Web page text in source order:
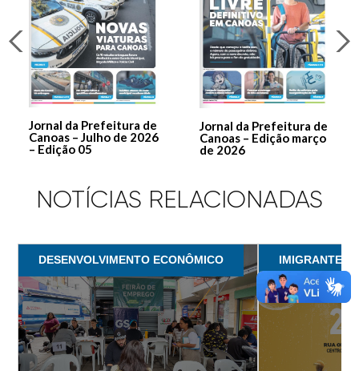
Jornal da Prefeitura de
Canoas – Julho de 2026
– Edição 05
Jornal da Prefeitura de
Canoas – Edição março
de 2026
NOTÍCIAS RELACIONADAS
DESENVOLVIMENTO ECONÔMICO IMIGRANTES